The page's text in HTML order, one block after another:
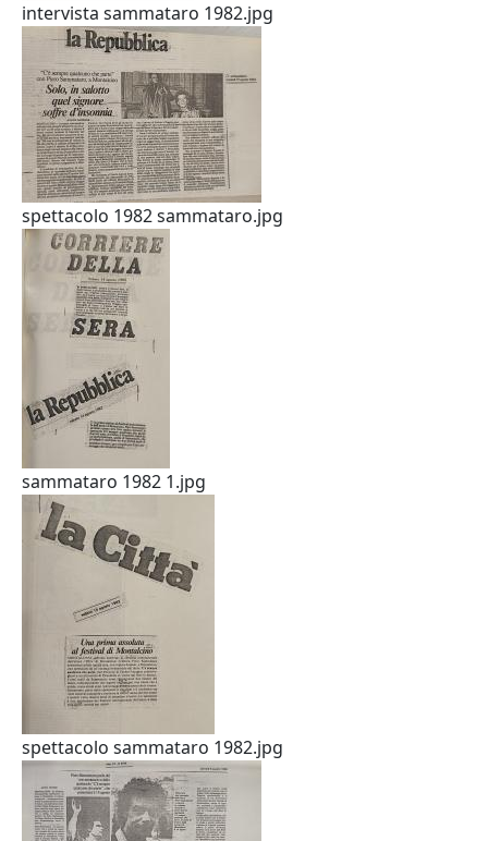
intervista sammataro 1982.jpg
spettacolo 1982 sammataro.jpg
sammataro 1982 1.jpg
spettacolo sammataro 1982.jpg